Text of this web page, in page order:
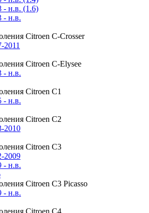
- н.в. (1.6)
- н.в.
Citroen C-Crosser
2011
Citroen C-Elysee
- н.в.
Citroen C1
- н.в.
Citroen C2
2010
Citroen C3
2009
- н.в.
Citroen C3 Picasso
- н.в.
Citroen C4